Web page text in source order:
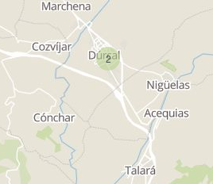
2